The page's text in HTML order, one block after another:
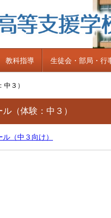
教科指導 生徒会・部局・行
３）
（体験：中３）
（中３向け）